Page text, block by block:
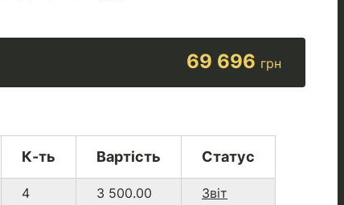
69 696 грн
К-ть Вартість Статус
4 3 500.00
Звіт